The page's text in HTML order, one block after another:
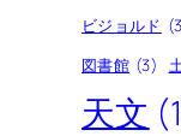
ビジョルド
図書館 (3)
天文